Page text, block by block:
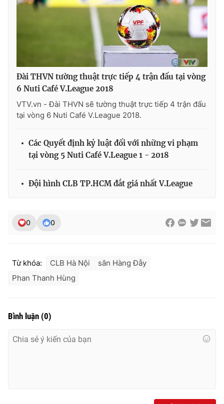
Cơ quan báo chí: Thời báo VTV
Giấy phép hoạt động báo in và báo điện tử số 483/GP-BTTTT
Ðiện thoại Thời báo VTV:
® Cấm sao chép dưới mọi hình thức nếu không có sự chấp
Đài THVN tường thuật trực tiếp 4 trận đấu tại vòng
6 Nuti Café V.League 2018
VTV.vn - Đài THVN sẽ tường thuật trực tiếp 4 trận đấu
tại vòng 6 Nuti Café V.League 2018.
Các Quyết định kỷ luật đối với những vi phạm
tại vòng 5 Nuti Café V.League 1 - 2018
Đội hình CLB TP.HCM đắt giá nhất V.League
0 0
Từ khóa: CLB Hà Nội
sân Hàng Đẫy
Phan Thanh Hùng
Bình luận (0)